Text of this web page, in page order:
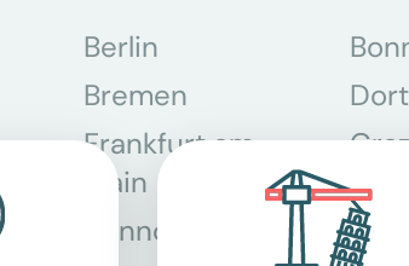
Berlin
Bremen
Frankfurt am
Main
Hannover Köln